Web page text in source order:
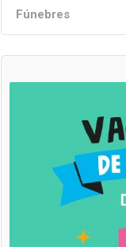
Fúnebres